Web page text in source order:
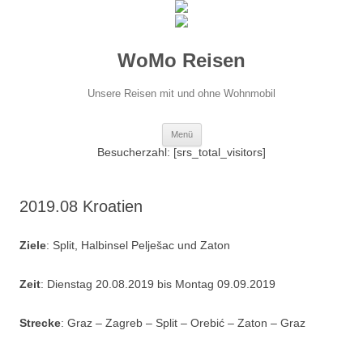
WoMo Reisen
Unsere Reisen mit und ohne Wohnmobil
Menü
springen
Besucherzahl: [srs_total_visitors]
2019.08 Kroatien
Ziele: Split, Halbinsel Pelješac und Zaton
Zeit: Dienstag 20.08.2019 bis Montag 09.09.2019
Strecke: Graz – Zagreb – Split – Orebić – Zaton – Graz